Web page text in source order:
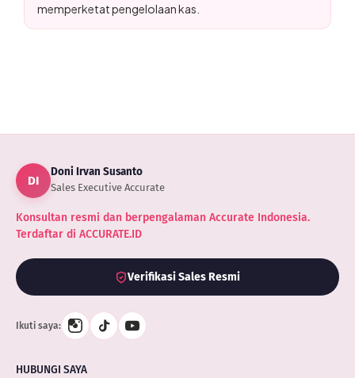
memperketat pengelolaan kas.
DI
Doni Irvan Susanto
Sales Executive Accurate
Konsultan resmi dan berpengalaman Accurate Indonesia.
Terdaftar di ACCURATE.ID
Verifikasi Sales Resmi
Ikuti saya:
HUBUNGI SAYA